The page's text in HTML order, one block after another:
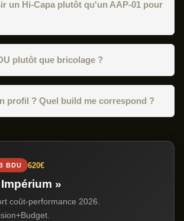
un Hi-Capa plutôt qu'un AAP-01 pour
plutôt que bricolage ?
profil ? Quel build me correspond ?
BDU 620€
»
coût-performance 2026.